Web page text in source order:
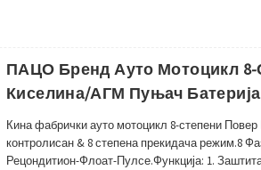
каквог оштећења током транспорта
ПАЦО Бренд Ауто Мотоцикл
Киселина/АГМ Пуњач Батерија
Кина фабрички ауто мотоцикл 8-степени
контролисан & 8 степена прекидача режим.8
Рецондитион-Флоат-Пулсе.Функција: 1.